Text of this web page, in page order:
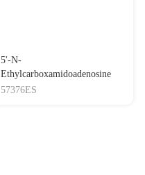
5'-N-
Ethylcarboxamidoadenosine
57376ES